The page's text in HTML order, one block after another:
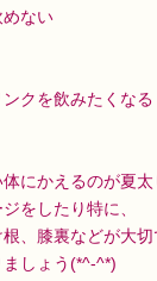
めない
ンクを飲みたくなる
にかえるのが夏
をしたり特に、
、膝裏などが大切
しょう(*^-^*)